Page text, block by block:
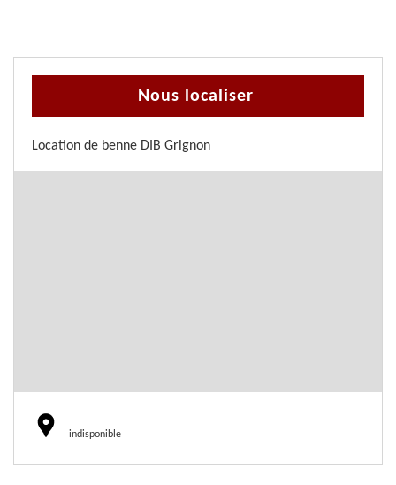
Nous localiser
Location de benne DIB Grignon
indisponible